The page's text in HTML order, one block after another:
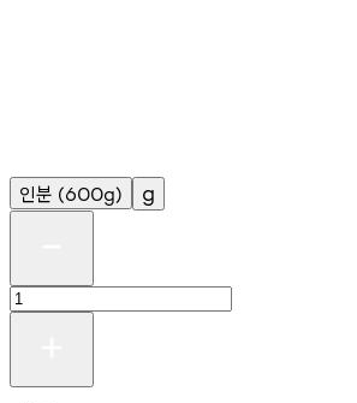
인분 (600g) g